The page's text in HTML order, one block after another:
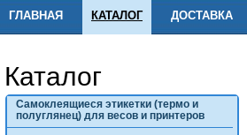
ГЛАВНАЯ КАТАЛОГ ДОСТАВКА
Каталог
Самоклеящиеся этикетки (термо и
полуглянец) для весов и принтеров